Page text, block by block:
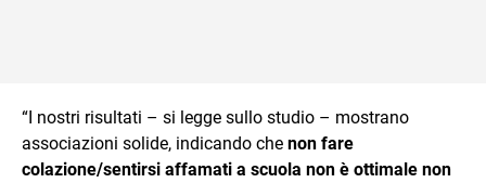
“I nostri risultati – si legge sullo studio – mostrano
associazioni solide, indicando che non fare
colazione/sentirsi affamati a scuola non è ottimale non